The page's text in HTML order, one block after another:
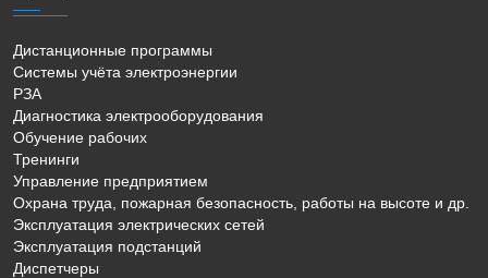
Дистанционные программы
Системы учёта электроэнергии
РЗА
Диагностика электрооборудования
Обучение рабочих
Тренинги
Управление предприятием
Охрана труда, пожарная безопасность, работы на высоте и др.
Эксплуатация электрических сетей
Эксплуатация подстанций
Диспетчеры